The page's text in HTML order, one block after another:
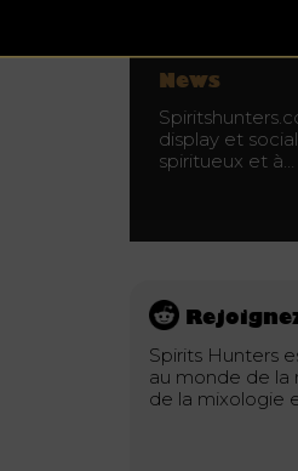
News
display et
spiritueux et à…
Spirits Hunters
au monde de la
de la mixologie